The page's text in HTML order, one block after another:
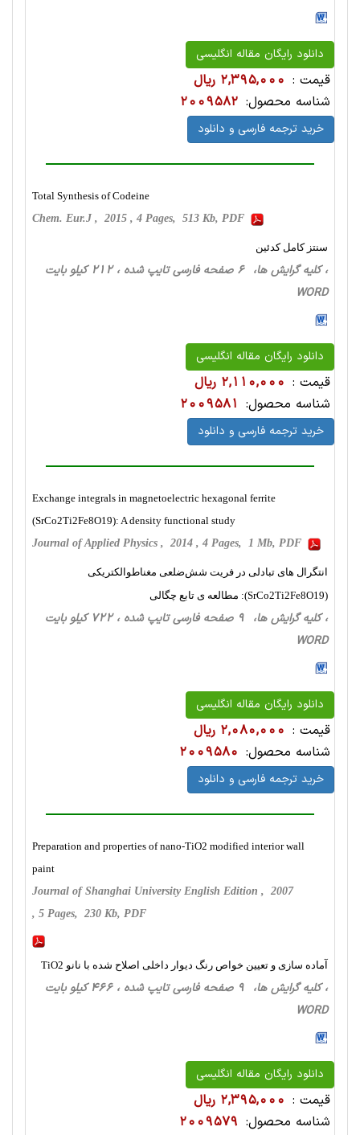
دانلود رایگان مقاله انگلیسی
قیمت : 2,395,000 ریال
شناسه محصول: 2009582
خرید ترجمه فارسی و دانلود
Total Synthesis of Codeine
Chem. Eur.J , 2015 , 4 Pages, 513 Kb, PDF
سنتز کامل کدئین
، کلیه گرایش ها، 6 صفحه فارسی تایپ شده ، 212 کیلو بایت
WORD
دانلود رایگان مقاله انگلیسی
قیمت : 2,110,000 ریال
شناسه محصول: 2009581
خرید ترجمه فارسی و دانلود
Exchange integrals in magnetoelectric hexagonal ferrite
(SrCo2Ti2Fe8O19): A density functional study
Journal of Applied Physics , 2014 , 4 Pages, 1 Mb, PDF
انتگرال های تبادلی در فریت شش‌ضلعی مغناطوالکتریکی
(SrCo2Ti2Fe8O19): مطالعه ی تابع چگالی
، کلیه گرایش ها، 9 صفحه فارسی تایپ شده ، 722 کیلو بایت
WORD
دانلود رایگان مقاله انگلیسی
قیمت : 2,080,000 ریال
شناسه محصول: 2009580
خرید ترجمه فارسی و دانلود
Preparation and properties of nano-TiO2 modified interior wall
paint
Journal of Shanghai University English Edition , 2007
, 5 Pages, 230 Kb, PDF
آماده سازی و تعیین خواص رنگ دیوار داخلی اصلاح شده با نانو TiO2
، کلیه گرایش ها، 9 صفحه فارسی تایپ شده ، 466 کیلو بایت
WORD
دانلود رایگان مقاله انگلیسی
قیمت : 2,395,000 ریال
شناسه محصول: 2009579